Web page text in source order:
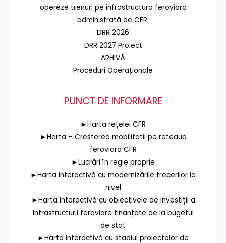
opereze trenuri pe infrastructura feroviară
administrată de CFR.
DRR 2026
DRR 2027 Proiect
ARHIVĂ
Proceduri Operaționale
PUNCT DE INFORMARE
►Harta rețelei CFR
►Harta – Cresterea mobilitatii pe reteaua
feroviara CFR
►Lucrări în regie proprie
►Harta interactivă cu modernizările trecerilor la
nivel
►Harta interactivă cu obiectivele de investiții a
infrastructurii feroviare finanțate de la bugetul
de stat
►Harta interactivă cu stadiul proiectelor de